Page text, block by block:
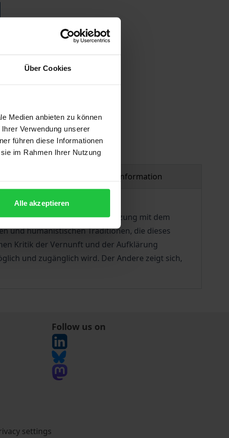
Über Cookies
Medien anbieten zu können
Verwendung unserer
führen diese Informationen
im Rahmen Ihrer Nutzung
Alle akzeptieren
vary at checkout.
Product safety information
ist eine Auseinandersetzung mit dem
und humanistischen Traditionen, die dieses
Kritik der Vernunft und der Aufklärung
und zugänglich wird. Der Andere zeigt sich,
Follow us on
settings